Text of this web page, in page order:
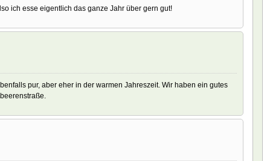
ich esse eigentlich das ganze Jahr über gern gut!
pur, aber eher in der warmen Jahreszeit. Wir haben ein gutes